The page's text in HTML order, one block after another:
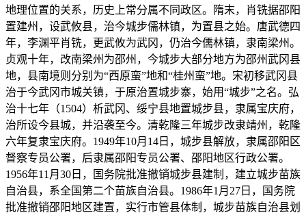
地理位置的关系，历史上常分属不同政区。隋末，肖铣据邵阳
置建州，设武攸县，治今城步儒林镇，为置县之始。唐武德四
年，李渊平肖铣，更武攸为武冈，仍治今儒林镇，隶南梁州。
贞观十年，改南梁州为邵州，今城步大部分地方为邵州武冈县
地，县南境则分别为“西原蛮”地和“桂州蛮”地。宋初移武冈县
治于今武冈市城关镇，于原治置城步寨，始用“城步”之名。弘
治十七年（1504）析武冈、绥宁县地置城步县，隶属宝庆府，
治所设今县城，并沿袭至今。清乾隆三年城步改隶靖州，乾隆
六年复隶宝庆府。1949年10月14日，城步县解放，隶属邵阳区
督察专员公署，后隶属邵阳专员公署、邵阳地区行政公署。
1956年11月30日，国务院批准撤销城步县建制，建立城步苗族
自治县，系全国第二个苗族自治县。1986年1月27日，国务院
批准撤销邵阳地区建置，实行市管县体制，城步苗族自治县划